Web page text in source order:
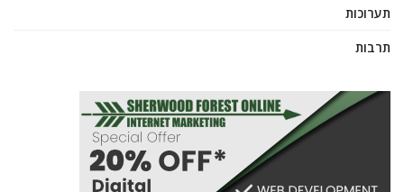
תערוכות
תרבות